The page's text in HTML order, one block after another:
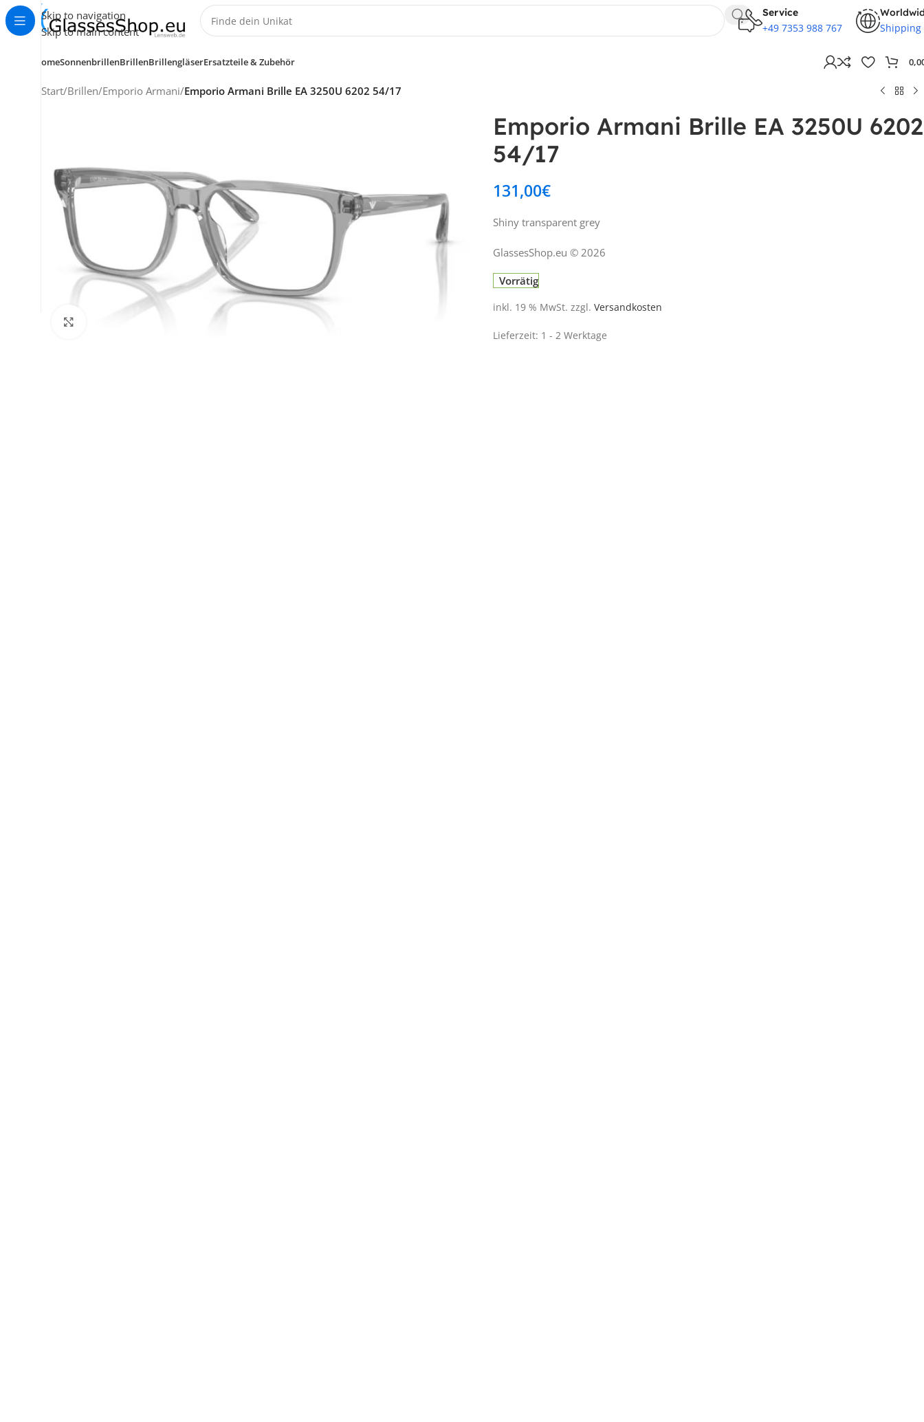
Skip to navigation
Skip to main content
KUNDENSERVICE
HELP CENTER
+49 (0) 7353 988 767
service@glassesshop.eu
Service
+49 7353 988 767 Shipping
HomeSonnenbrillenBrillenBrillengläserErsatzteile & Zubehör
Start/Brillen/Emporio Armani/Emporio Armani Brille EA 3250U 6202 54/17
Emporio Armani Brille EA 3250U 6202
54/17
131,00€
Shiny transparent grey
GlassesShop.eu © 2026
Vorrätig
inkl. 19 % MwSt. zzgl. Versandkosten
Lieferzeit: 1 - 2 Werktage